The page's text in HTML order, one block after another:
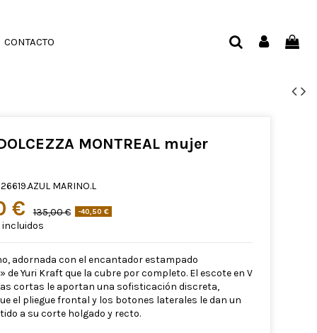
CONTACTO
MONTREAL mujer
26619.AZUL MARINO.L
€ 135,00 € -40,50 €
adornada con el encantador estampado
de Yuri Kraft que la cubre por completo. El escote en V
cortas le aportan una sofisticación discreta,
el pliegue frontal y los botones laterales le dan un
a su corte holgado y recto.